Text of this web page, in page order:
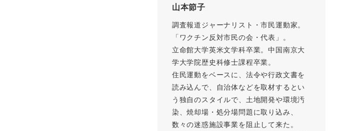
山本節子
調査報道ジャーナリスト・市民運動家。
「ワクチン反対市民の会・代表」。
立命館大学英米文学科卒業。中国南京大
学大学院歴史科修士課程卒業。
住民運動をベースに、法令や行政文書を
読み込んで、自治体などを取材するとい
う独自のスタイルで、土地開発や環境汚
染、焼却場・処分場問題に取り込み、
数々の迷惑施設事業を阻止して来た。